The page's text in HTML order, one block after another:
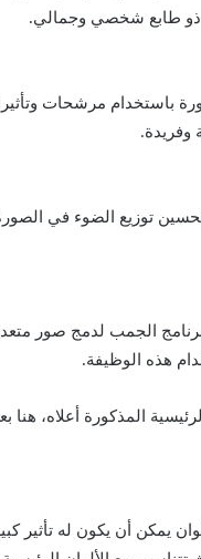
ذو طابع شخصي وجمالي.
باستخدام مرشحات
وفريدة.
توزيع الضوء في
الجمب لدمج صور
هذه الوظيفة.
المذكورة أعلاه،
يمكن أن يكون له تأثير